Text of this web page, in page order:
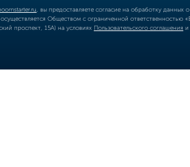
, вы предоставляете согласие на обработку
осуществляется Обществом с ограниченной
проспект, 15А) на условиях Пользовательского соглашения и